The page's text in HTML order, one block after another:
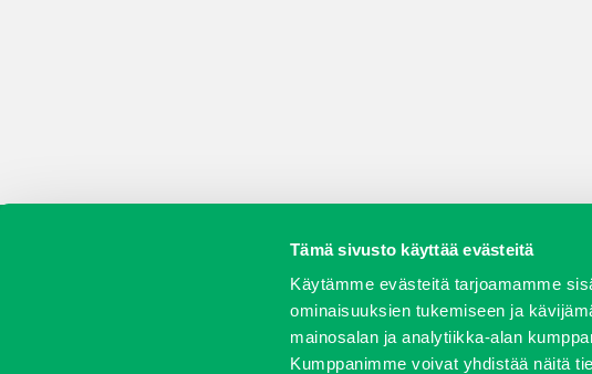
Tämä sivusto käyttää evästeitä
Käytämme evästeitä tarjoamamme
ominaisuuksien tukemiseen ja
mainosalan ja analytiikka-alan
Kumppanimme voivat yhdistää näitä
Vaihtokoneet Kalusteet Huolto ja varaosat